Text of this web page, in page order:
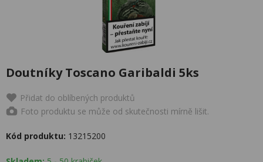
Doutníky Toscano Garibaldi 5ks
Přidat do oblíbených produktů
Foto produktu se může od skutečnosti mírně lišit.
Kód produktu: 13215200